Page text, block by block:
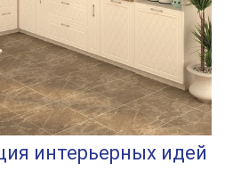
интерьерных идей